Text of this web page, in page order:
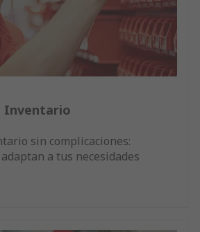
Inventario
sin complicaciones:
a tus necesidades